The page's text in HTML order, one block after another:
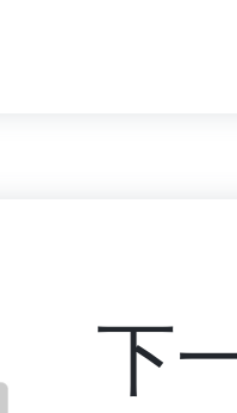
下